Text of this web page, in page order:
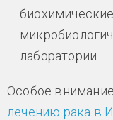
лаборатории.
Особое
лечению рака в